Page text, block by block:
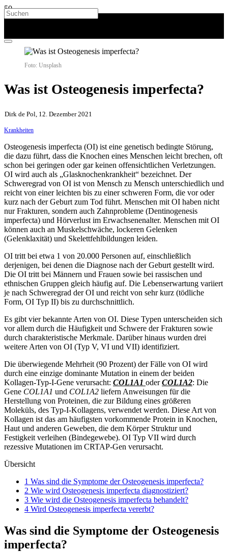
Foto: Unsplash
Was ist Osteogenesis imperfecta?
Dirk de Pol, 12. Dezember 2021
Krankheiten
Osteogenesis imperfecta (OI) ist eine genetisch bedingte Störung,
die dazu führt, dass die Knochen eines Menschen leicht brechen, oft
schon bei geringen oder gar keinen offensichtlichen Verletzungen.
OI wird auch als „Glasknochenkrankheit“ bezeichnet. Der
Schweregrad von OI ist von Mensch zu Mensch unterschiedlich und
reicht von einer leichten bis zu einer schweren Form, die vor oder
kurz nach der Geburt zum Tod führt. Menschen mit OI haben nicht
nur Frakturen, sondern auch Zahnprobleme (Dentinogenesis
imperfecta) und Hörverlust im Erwachsenenalter. Menschen mit OI
können auch an Muskelschwäche, lockeren Gelenken
(Gelenklaxität) und Skelettfehlbildungen leiden.
OI tritt bei etwa 1 von 20.000 Personen auf, einschließlich
derjenigen, bei denen die Diagnose nach der Geburt gestellt wird.
Die OI tritt bei Männern und Frauen sowie bei rassischen und
ethnischen Gruppen gleich häufig auf. Die Lebenserwartung variiert
je nach Schweregrad der OI und reicht von sehr kurz (tödliche
Form, OI Typ II) bis zu durchschnittlich.
Es gibt vier bekannte Arten von OI. Diese Typen unterscheiden sich
vor allem durch die Häufigkeit und Schwere der Frakturen sowie
durch charakteristische Merkmale. Darüber hinaus wurden drei
weitere Arten von OI (Typ V, VI und VII) identifiziert.
Die überwiegende Mehrheit (90 Prozent) der Fälle von OI wird
durch eine einzige dominante Mutation in einem der beiden
Kollagen-Typ-I-Gene verursacht: COL1A1 oderCOL1A2: Die
Gene COL1A1 und COL1A2 liefern Anweisungen für die
Herstellung von Proteinen, die zur Bildung eines größeren
Moleküls, des Typ-I-Kollagens, verwendet werden. Diese Art von
Kollagen ist das am häufigsten vorkommende Protein in Knochen,
Haut und anderen Geweben, die dem Körper Struktur und
Festigkeit verleihen (Bindegewebe). OI Typ VII wird durch
rezessive Mutationen im CRTAP-Gen verursacht.
Übersicht
1 Was sind die Symptome der Osteogenesis imperfecta?
2 Wie wird Osteogenesis imperfecta diagnostiziert?
3 Wie wird die Osteogenesis imperfecta behandelt?
4 Wird Osteogenesis imperfecta vererbt?
Was sind die Symptome der Osteogenesis
imperfecta?